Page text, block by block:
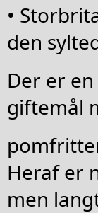
•
den
Der er
giftemål
Heraf er
men